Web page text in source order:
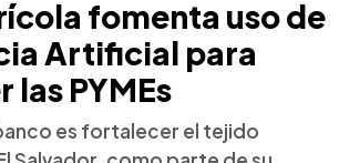
fomenta uso de
Artificial para
PYMEs
es fortalecer el tejido